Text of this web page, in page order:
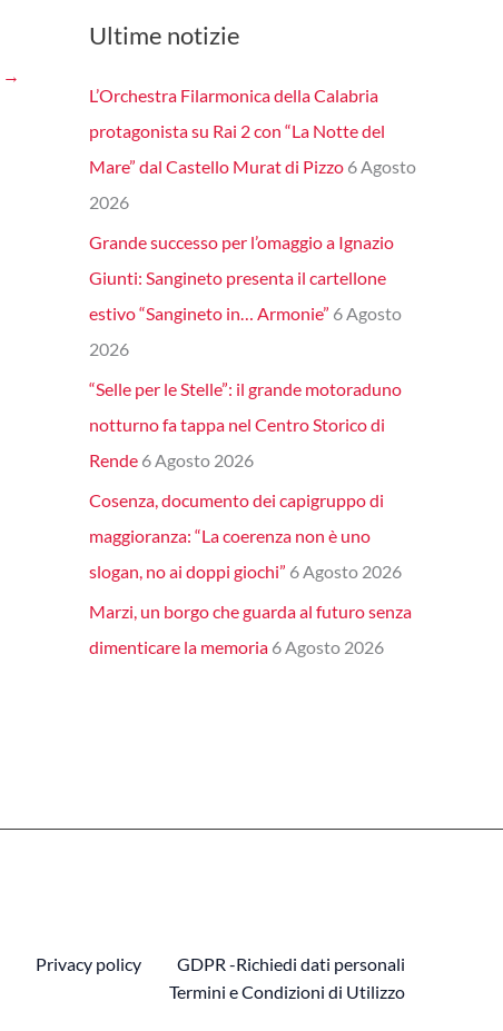
→
Ultime notizie
L’Orchestra Filarmonica della Calabria
protagonista su Rai 2 con “La Notte del
Mare” dal Castello Murat di Pizzo 6 Agosto
2026
Grande successo per l’omaggio a Ignazio
Giunti: Sangineto presenta il cartellone
estivo “Sangineto in… Armonie” 6 Agosto
2026
“Selle per le Stelle”: il grande motoraduno
notturno fa tappa nel Centro Storico di
Rende 6 Agosto 2026
Cosenza, documento dei capigruppo di
maggioranza: “La coerenza non è uno
slogan, no ai doppi giochi” 6 Agosto 2026
Marzi, un borgo che guarda al futuro senza
dimenticare la memoria 6 Agosto 2026
Privacy policy
GDPR -Richiedi dati personali
Termini e Condizioni di Utilizzo